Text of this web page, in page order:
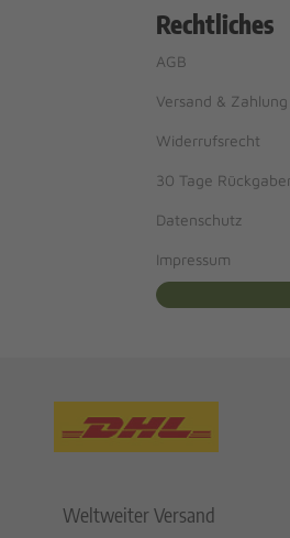
Rechtliches
AGB
Versand & Zahlung
Widerrufsrecht
30 Tage
Datenschutz
Impressum
Weltweiter Versand